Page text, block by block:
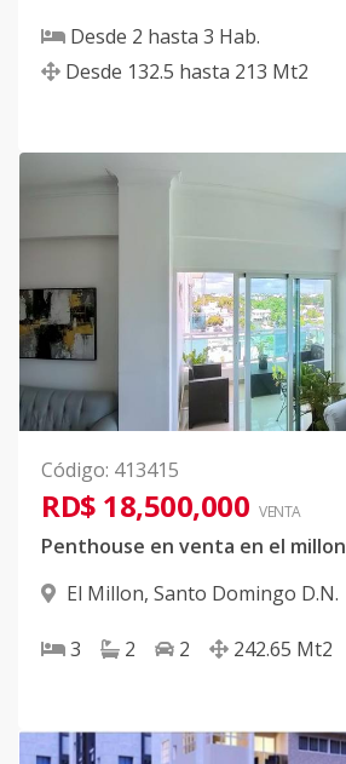
Desde 2 hasta 3 Hab.
Desde 132.5 hasta 213 Mt2
Código: 413415
RD$ 18,500,000 VENTA
Penthouse en venta en el millon
El Millon, Santo Domingo D.N.
3 2 2 242.65 Mt2